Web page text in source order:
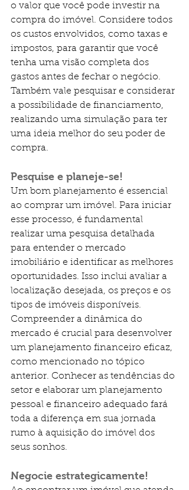
o valor que você pode investir na
compra do imóvel. Considere todos
os custos envolvidos, como taxas e
impostos, para garantir que você
tenha uma visão completa dos
gastos antes de fechar o negócio.
Também vale pesquisar e considerar
a possibilidade de financiamento,
realizando uma simulação para ter
uma ideia melhor do seu poder de
compra.
Pesquise e planeje-se!
Um bom planejamento é essencial
ao comprar um imóvel. Para iniciar
esse processo, é fundamental
realizar uma pesquisa detalhada
para entender o mercado
imobiliário e identificar as melhores
oportunidades. Isso inclui avaliar a
localização desejada, os preços e os
tipos de imóveis disponíveis.
Compreender a dinâmica do
mercado é crucial para desenvolver
um planejamento financeiro eficaz,
como mencionado no tópico
anterior. Conhecer as tendências do
setor e elaborar um planejamento
pessoal e financeiro adequado fará
toda a diferença em sua jornada
rumo à aquisição do imóvel dos
seus sonhos.
Negocie estrategicamente!